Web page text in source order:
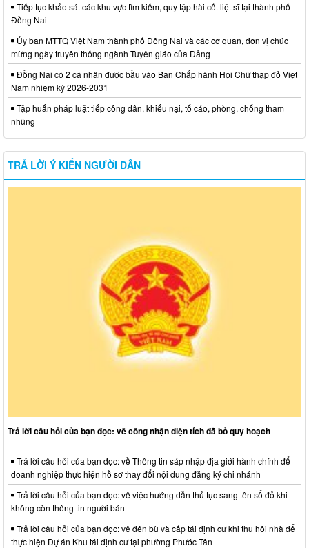
Tiếp tục khảo sát các khu vực tìm kiếm, quy tập hài cốt liệt sĩ tại thành phố
Đồng Nai
Ủy ban MTTQ Việt Nam thành phố Đồng Nai và các cơ quan, đơn vị chúc
mừng ngày truyền thống ngành Tuyên giáo của Đảng
Đồng Nai có 2 cá nhân được bầu vào Ban Chấp hành Hội Chữ thập đỏ Việt
Nam nhiệm kỳ 2026-2031
Tập huấn pháp luật tiếp công dân, khiếu nại, tố cáo, phòng, chống tham
nhũng
TRẢ LỜI Ý KIẾN NGƯỜI DÂN
Trả lời câu hỏi của bạn đọc: về công nhận diện tích đã bỏ quy hoạch
Trả lời câu hỏi của bạn đọc: về Thông tin sáp nhập địa giới hành chính để
doanh nghiệp thực hiện hồ sơ thay đổi nội dung đăng ký chi nhánh
Trả lời câu hỏi của bạn đọc: về việc hướng dẫn thủ tục sang tên sổ đỏ khi
không còn thông tin người bán
Trả lời câu hỏi của bạn đọc: về đền bù và cấp tái định cư khi thu hồi nhà để
thực hiện Dự án Khu tái định cư tại phường Phước Tân